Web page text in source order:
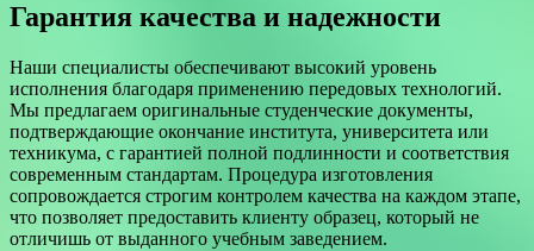
Гарантия качества и надежности
Наши специалисты обеспечивают высокий уровень
исполнения благодаря применению передовых технологий.
Мы предлагаем оригинальные студенческие документы,
подтверждающие окончание института, университета или
техникума, с гарантией полной подлинности и соответствия
современным стандартам. Процедура изготовления
сопровождается строгим контролем качества на каждом этапе,
что позволяет предоставить клиенту образец, который не
отличишь от выданного учебным заведением.